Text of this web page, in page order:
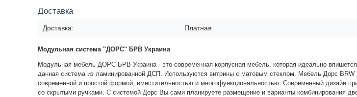
Доставка
Доставка: Платная
Модульная система "ДОРС" БРВ Украина
Модульная мебель ДОРС БРВ Украина - это современная корпусная мебель, которая идеально
данная система из ламинированной ДСП. Используются витрины с матовым стеклом. Мебель Дорс BRW
современной и простой формой, вместительностью и многофункциональностью. Современный дизайн
со скрытыми ручками. С системой Дорс Вы сами планируете размещение и варианты комбинирования